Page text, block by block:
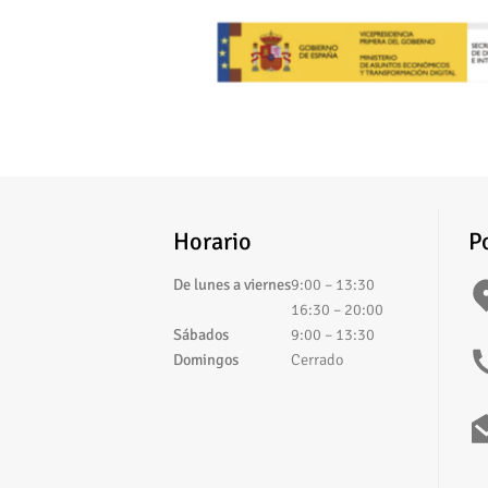
Horario
De lunes a viernes9:00 – 13:30
16:30 – 20:00
Sábados
9:00 – 13:30
Domingos
Cerrado